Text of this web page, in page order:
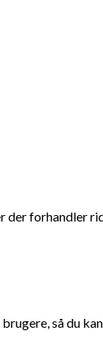
der forhandler
så du